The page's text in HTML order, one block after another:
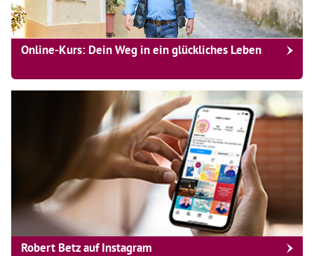
Online-Kurs: Dein Weg in ein glückliches Leben
Robert Betz auf Instagram